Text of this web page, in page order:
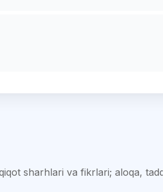
sharhlari va fikrlari; aloqa,